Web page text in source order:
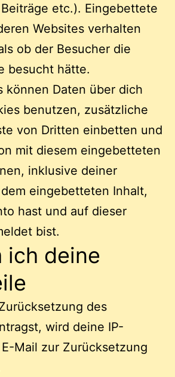
etc.). Eingebettete
Websites verhalten
ob der Besucher die
besucht hätte.
können Daten über dich
benutzen, zusätzliche
von Dritten einbetten und
mit diesem eingebetteten
inklusive deiner
eingebetteten Inhalt,
hast und auf dieser
bist.
ich deine
des
wird deine IP-
Mail zur Zurücksetzung